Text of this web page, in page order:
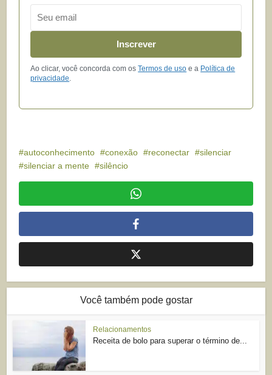
Inscrever
Ao clicar, você concorda com osTermos de uso e a Política de
privacidade
autoconhecimento conexão reconectar
silenciar
silenciar a mente
silêncio
Você também pode gostar
Relacionamentos
Receita de bolo para superar o término de...